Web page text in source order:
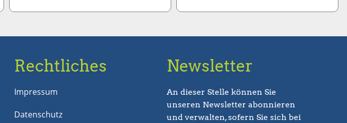
Rechtliches
Impressum
Datenschutz
Newsletter
An dieser Stelle können Sie
unseren Newsletter abonnieren
und verwalten, sofern Sie sich bei